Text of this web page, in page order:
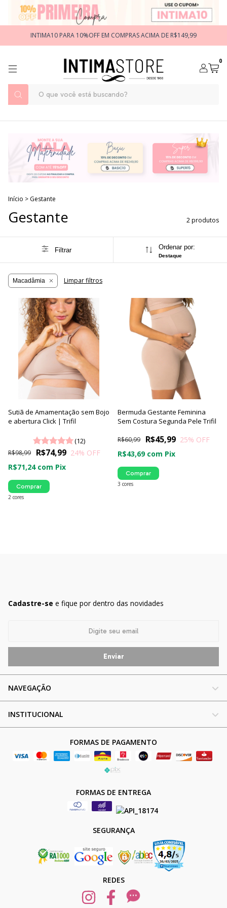
INTIMA10 PARA 10%OFF EM COMPRAS ACIMA DE R$149,99
0
Início > Gestante
Gestante 2 produtos
Filtrar Ordenar por:
Destaque
Macadâmia Limpar filtros
Sutiã de Amamentação sem Bojo
e abertura Click | Trifil
(12)
R$74,99
R$98,99 24% OFF
R$71,24 com Pix
2 cores
Comprar
Bermuda Gestante Feminina
Sem Costura Segunda Pele Trifil
R$45,99
R$60,99 25% OFF
R$43,69 com Pix
3 cores
Comprar
Cadastre-se e fique por dentro das novidades
NAVEGAÇÃO
INSTITUCIONAL
FORMAS DE PAGAMENTO
FORMAS DE ENTREGA
SEGURANÇA
REDES